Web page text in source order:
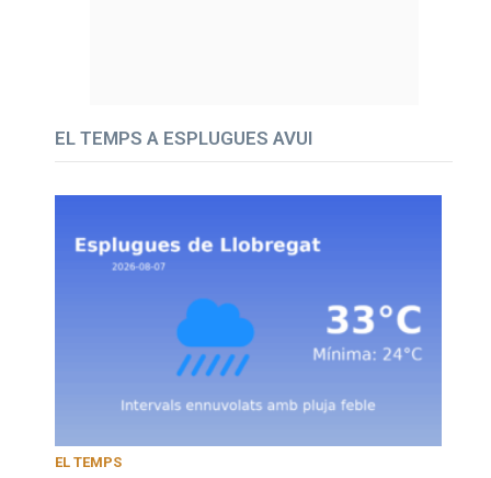
EL TEMPS A ESPLUGUES AVUI
EL TEMPS